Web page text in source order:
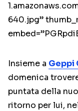
640.jpg”
Insieme a Geppi
domenica
puntata della
ritorno per lui,